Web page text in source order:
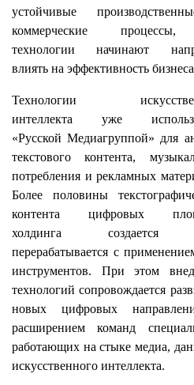
устойчивые
коммерческие
технологии начинают
влиять на эффективность
Технологии
интеллекта уже
«Русской Медиагруппой» для
текстового контента,
потребления и рекламных
Более половины
контента цифровых
холдинга создается
перерабатывается с
инструментов. При этом
технологий сопровождается
новых цифровых
расширением команд
работающих на стыке медиа,
искусственного интеллекта.